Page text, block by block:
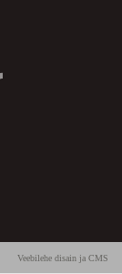
Veebilehe disain ja CMS